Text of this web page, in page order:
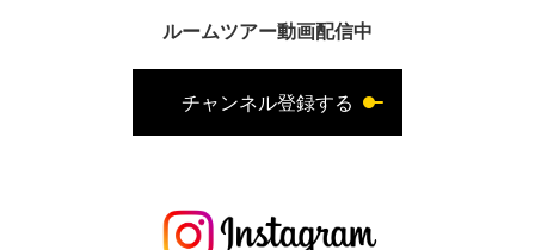
ルームツアー動画配信中
チャンネル登録する